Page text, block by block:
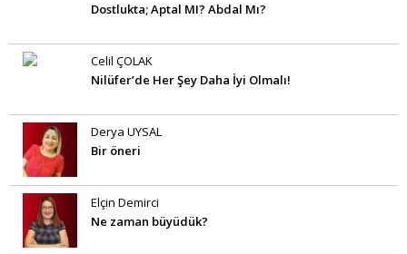
Dostlukta; Aptal MI? Abdal Mı?
Celil ÇOLAK
Nilüfer’de Her Şey Daha İyi Olmalı!
Derya UYSAL
Bir öneri
Elçin Demirci
Ne zaman büyüdük?